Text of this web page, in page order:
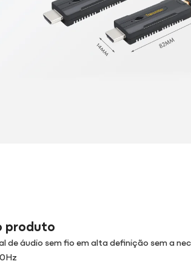
produto
de áudio sem fio em alta definição sem a